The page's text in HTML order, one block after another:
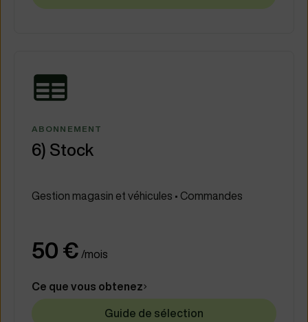
ABONNEMENT
6) Stock
Gestion magasin et véhicules • Commandes
50 €/mois
Ce que vous obtenez
Guide de sélection